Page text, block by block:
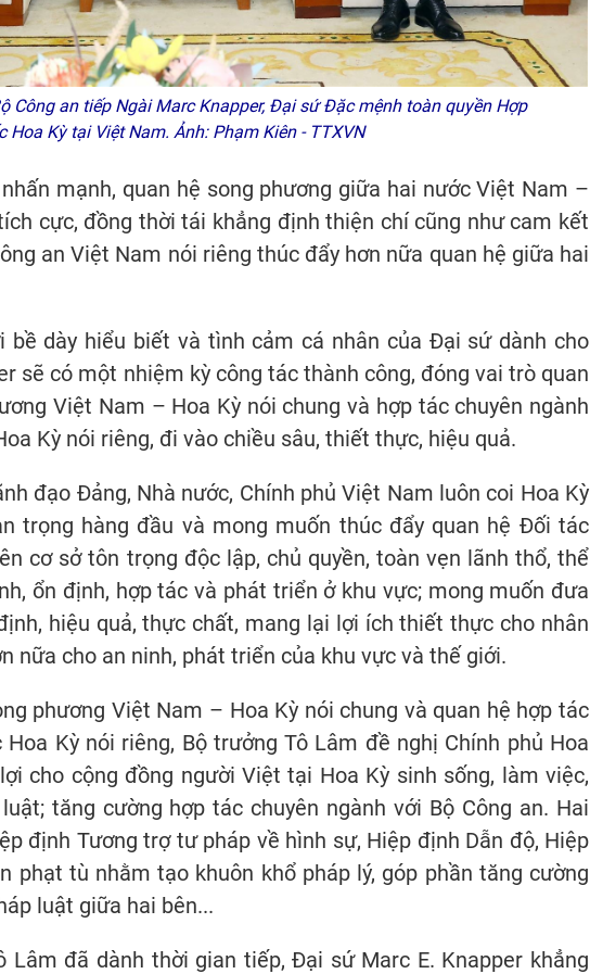
Công an tiếp Ngài Marc Knapper, Đại sứ Đặc mệnh toàn quyền Hợp
Hoa Kỳ tại Việt Nam. Ảnh: Phạm Kiên - TTXVN
mạnh, quan hệ song phương giữa hai nước Việt Nam –
cực, đồng thời tái khẳng định thiện chí cũng như cam kết
an Việt Nam nói riêng thúc đẩy hơn nữa quan hệ giữa hai
bề dày hiểu biết và tình cảm cá nhân của Đại sứ dành cho
sẽ có một nhiệm kỳ công tác thành công, đóng vai trò quan
Việt Nam – Hoa Kỳ nói chung và hợp tác chuyên ngành
Kỳ nói riêng, đi vào chiều sâu, thiết thực, hiệu quả.
đạo Đảng, Nhà nước, Chính phủ Việt Nam luôn coi Hoa Kỳ
trọng hàng đầu và mong muốn thúc đẩy quan hệ Đối tác
cơ sở tôn trọng độc lập, chủ quyền, toàn vẹn lãnh thổ, thể
ổn định, hợp tác và phát triển ở khu vực; mong muốn đưa
hiệu quả, thực chất, mang lại lợi ích thiết thực cho nhân
nữa cho an ninh, phát triển của khu vực và thế giới.
phương Việt Nam – Hoa Kỳ nói chung và quan hệ hợp tác
Kỳ nói riêng, Bộ trưởng Tô Lâm đề nghị Chính phủ Hoa
cho cộng đồng người Việt tại Hoa Kỳ sinh sống, làm việc,
tăng cường hợp tác chuyên ngành với Bộ Công an. Hai
định Tương trợ tư pháp về hình sự, Hiệp định Dẫn độ, Hiệp
phạt tù nhằm tạo khuôn khổ pháp lý, góp phần tăng cường
luật giữa hai bên...
Lâm đã dành thời gian tiếp, Đại sứ Marc E. Knapper khẳng